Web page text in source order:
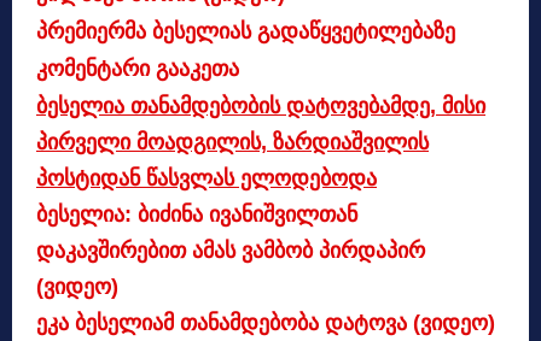
პრემიერმა ბესელიას გადაწყვეტილებაზე
კომენტარი გააკეთა
ბესელია თანამდებობის დატოვებამდე, მისი
პირველი მოადგილის, ზარდიაშვილის
პოსტიდან წასვლას ელოდებოდა
ბესელია: ბიძინა ივანიშვილთან
დაკავშირებით ამას ვამბობ პირდაპირ
(ვიდეო)
ეკა ბესელიამ თანამდებობა დატოვა (ვიდეო)